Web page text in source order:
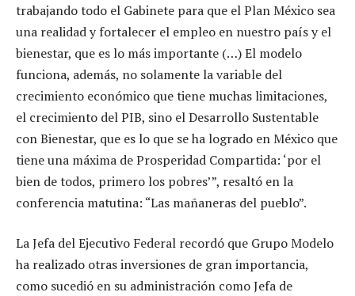
trabajando todo el Gabinete para que el Plan México sea
una realidad y fortalecer el empleo en nuestro país y el
bienestar, que es lo más importante (…) El modelo
funciona, además, no solamente la variable del
crecimiento económico que tiene muchas limitaciones,
el crecimiento del PIB, sino el Desarrollo Sustentable
con Bienestar, que es lo que se ha logrado en México que
tiene una máxima de Prosperidad Compartida: ‘por el
bien de todos, primero los pobres’”, resaltó en la
conferencia matutina: “Las mañaneras del pueblo”.
La Jefa del Ejecutivo Federal recordó que Grupo Modelo
ha realizado otras inversiones de gran importancia,
como sucedió en su administración como Jefa de